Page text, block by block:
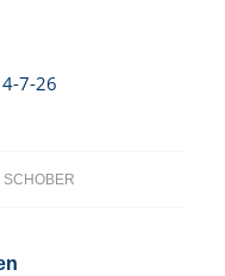
4-7-26
SCHOBER